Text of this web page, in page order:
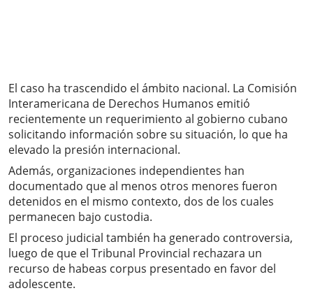
El caso ha trascendido el ámbito nacional. La Comisión
Interamericana de Derechos Humanos emitió
recientemente un requerimiento al gobierno cubano
solicitando información sobre su situación, lo que ha
elevado la presión internacional.
Además, organizaciones independientes han
documentado que al menos otros menores fueron
detenidos en el mismo contexto, dos de los cuales
permanecen bajo custodia.
El proceso judicial también ha generado controversia,
luego de que el Tribunal Provincial rechazara un
recurso de habeas corpus presentado en favor del
adolescente.